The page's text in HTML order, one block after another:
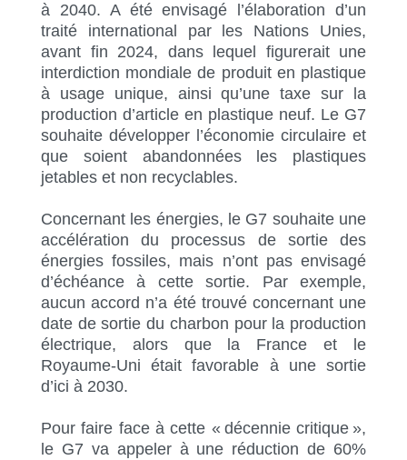
à 2040. A été envisagé l’élaboration d’un
traité international par les Nations Unies,
avant fin 2024, dans lequel figurerait une
interdiction mondiale de produit en plastique
à usage unique, ainsi qu’une taxe sur la
production d’article en plastique neuf. Le G7
souhaite développer l’économie circulaire et
que soient abandonnées les plastiques
jetables et non recyclables.
Concernant les énergies, le G7 souhaite une
accélération du processus de sortie des
énergies fossiles, mais n’ont pas envisagé
d’échéance à cette sortie. Par exemple,
aucun accord n’a été trouvé concernant une
date de sortie du charbon pour la production
électrique, alors que la France et le
Royaume-Uni était favorable à une sortie
d’ici à 2030.
Pour faire face à cette « décennie critique »,
le G7 va appeler à une réduction de 60%